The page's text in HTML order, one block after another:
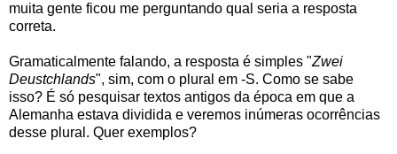
muita gente ficou me perguntando qual seria a resposta
correta.
Gramaticalmente falando, a resposta é simples "Zwei
Deustchlands", sim, com o plural em -S. Como se sabe
isso? É só pesquisar textos antigos da época em que a
Alemanha estava dividida e veremos inúmeras ocorrências
desse plural. Quer exemplos?